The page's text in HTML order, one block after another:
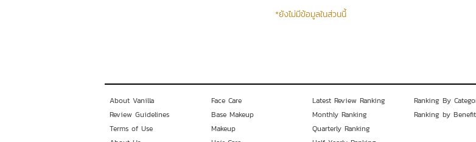
*ยังไม่มีข้อมูลในส่วนนี้
About Vanilla
Review Guidelines
Terms of Use
Face Care
Base Makeup
Makeup
Latest Review Ranking
Monthly Ranking
Quarterly Ranking
Ranking By
Ranking by Benefit